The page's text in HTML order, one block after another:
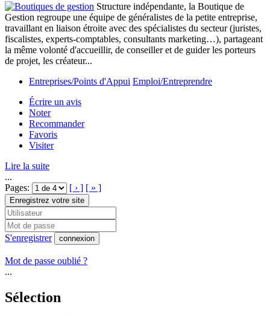
Structure indépendante, la Boutique de
Gestion regroupe une équipe de généralistes de la petite entreprise,
travaillant en liaison étroite avec des spécialistes du secteur (juristes,
fiscalistes, experts-comptables, consultants marketing…), partageant
la même volonté d'accueillir, de conseiller et de guider les porteurs
de projet, les créateur...
Entreprises/Points d'Appui Emploi/Entreprendre
Écrire un avis
Noter
Recommander
Favoris
Visiter
Lire la suite
...
Pages:
[ › ] [ » ]
Enregistrez votre site
S'enregistrer connexion
Mot de passe oublié ?
...
Sélection